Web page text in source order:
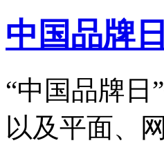
中国品牌
“中国品牌日
以及平面、